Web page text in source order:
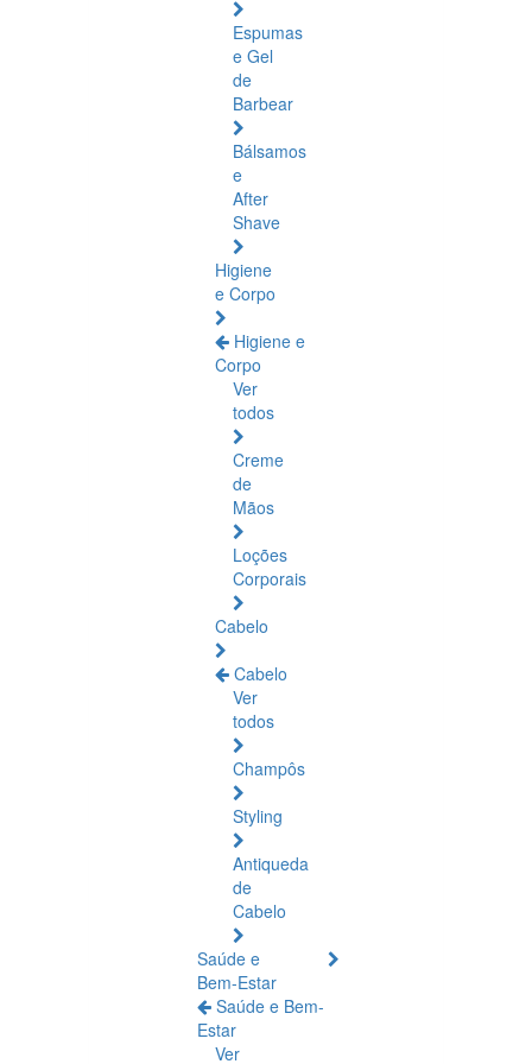
Espumas
e Gel
de
Barbear
Bálsamos
e
After
Shave
Higiene
e Corpo
Higiene e
Corpo
Ver
todos
Creme
de
Mãos
Loções
Corporais
Cabelo
Cabelo
Ver
todos
Champôs
Styling
Antiqueda
de
Cabelo
Saúde e
Bem-Estar
Saúde e Bem-
Estar
Ver